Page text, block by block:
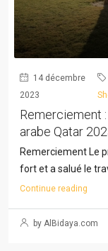
14 décembre
2023
Remerciement
arabe Qatar
Remerciement Le
fort et a salué le
Continue reading
by AlBidaya.com